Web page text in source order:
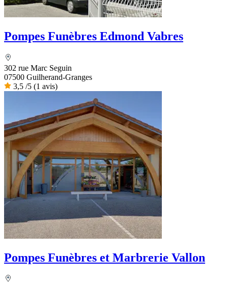
Pompes Funèbres Edmond Vabres
302 rue Marc Seguin
07500 Guilherand-Granges
3,5 /5 (1 avis)
Pompes Funèbres et Marbrerie Vallon